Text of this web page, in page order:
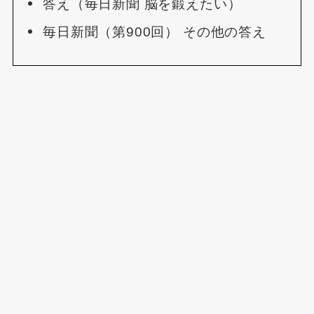
答え（毎日新聞 脳を鍛えたい）
毎日新聞（第900回） その他の答え